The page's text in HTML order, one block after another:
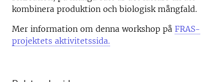
kombinera produktion och biologisk mångfald.
Mer information om denna workshop på FRAS-
projektets aktivitetssida.